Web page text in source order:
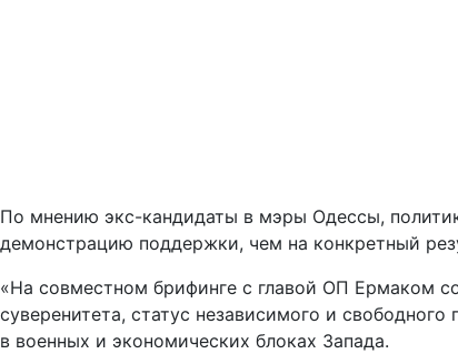
По мнению экс-кандидаты в мэры Одессы,
демонстрацию поддержки, чем на конкретный
«На совместном брифинге с главой ОП Ермаком
суверенитета, статус независимого и
в военных и экономических блоках Запада.